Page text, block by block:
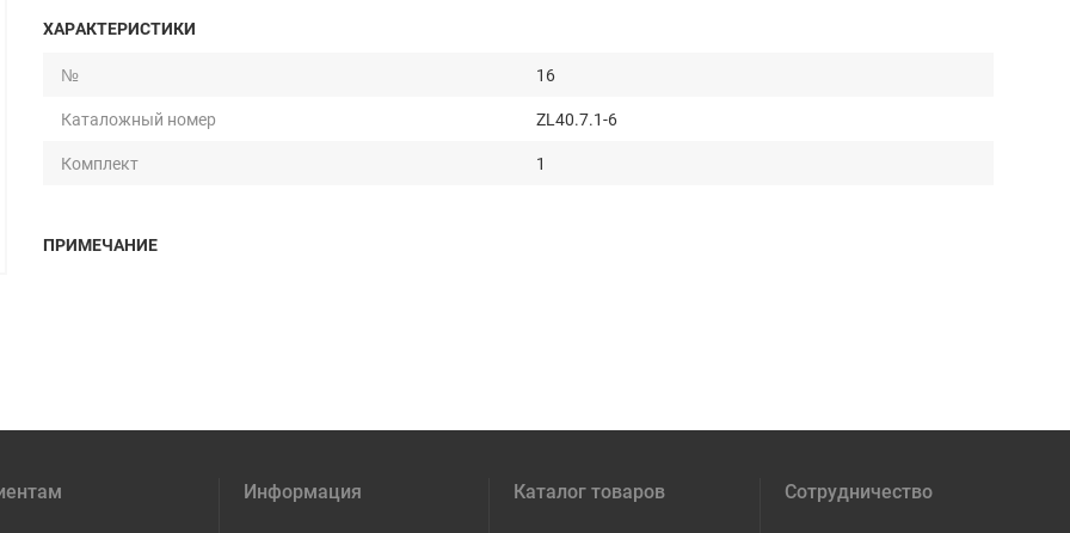
ХАРАКТЕРИСТИКИ
№
16
Каталожный номер
ZL40.7.1-6
Комплект
1
ПРИМЕЧАНИЕ
Информация Каталог товаров Сотрудничество